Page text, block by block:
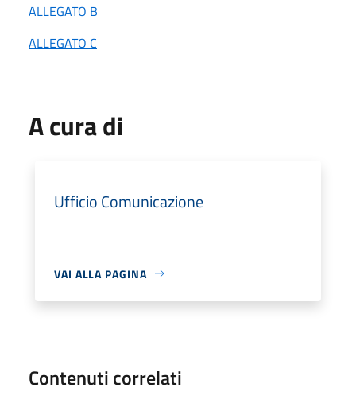
ALLEGATO B
ALLEGATO C
A cura di
Ufficio Comunicazione
VAI ALLA PAGINA
Contenuti correlati